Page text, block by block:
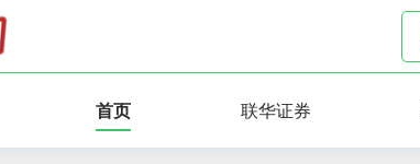
首页 联华证券